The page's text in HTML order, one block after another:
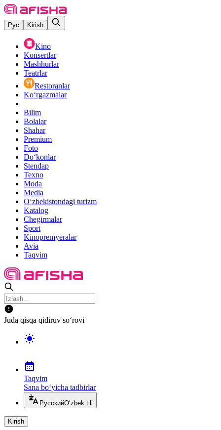
Рус Kirish
Kino
Konsertlar
Mashhurlar
Teatrlar
Restoranlar
Ko‘rgazmalar
Bilim
Bolalar
Shahar
Premium
Foto
Do‘konlar
Stendap
Texno
Moda
Media
O‘zbekistondagi turizm
Katalog
Chegirmalar
Sport
Kinopremyeralar
Avia
Taqvim
Juda qisqa qidiruv so‘rovi
Taqvim
Sana bo‘yicha tadbirlar
РусскийO‘zbek tili
Kirish